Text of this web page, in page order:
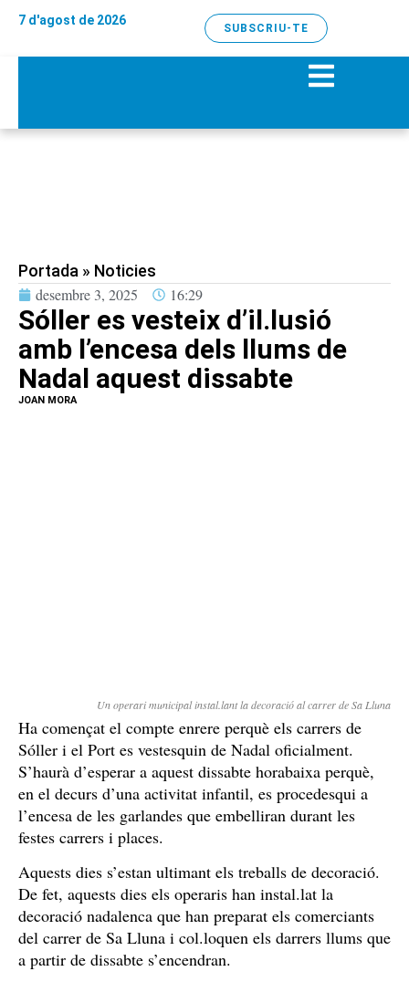
7 d'agost de 2026
SUBSCRIU-TE
Portada » Noticies
desembre 3, 2025
16:29
Sóller es vesteix d’il.lusió
amb l’encesa dels llums de
Nadal aquest dissabte
JOAN MORA
Un operari municipal instal.lant la decoració al carrer de Sa Lluna
Ha començat el compte enrere perquè els carrers de
Sóller i el Port es vestesquin de Nadal oficialment.
S’haurà d’esperar a aquest dissabte horabaixa perquè,
en el decurs d’una activitat infantil, es procedesqui a
l’encesa de les garlandes que embelliran durant les
festes carrers i places.
Aquests dies s’estan ultimant els treballs de decoració.
De fet, aquests dies els operaris han instal.lat la
decoració nadalenca que han preparat els comerciants
del carrer de Sa Lluna i col.loquen els darrers llums que
a partir de dissabte s’encendran.